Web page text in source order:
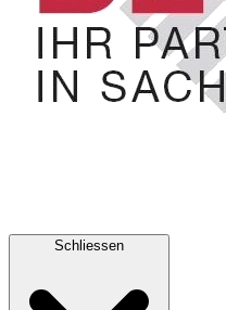
Schliessen